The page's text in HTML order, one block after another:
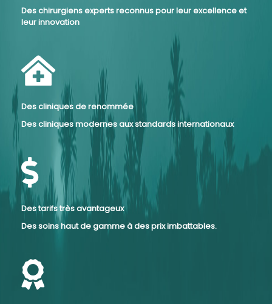
Des chirurgiens experts reconnus pour leur excellence et
leur innovation
Des cliniques de renommée
Des cliniques modernes aux standards internationaux
Des tarifs très avantageux
Des soins haut de gamme à des prix imbattables.